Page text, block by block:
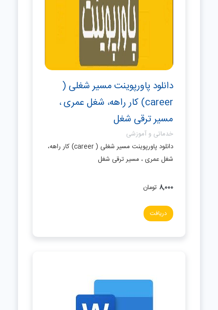
دانلود پاورپوینت مسیر شغلی (
career) کار راهه، شغل عمری ،
مسیر ترقی شغل
خدماتی و آموزشی
دانلود پاورپوینت مسیر شغلی ( career) کار راهه،
شغل عمری ، مسیر ترقی شغل
8,000 تومان
دریافت